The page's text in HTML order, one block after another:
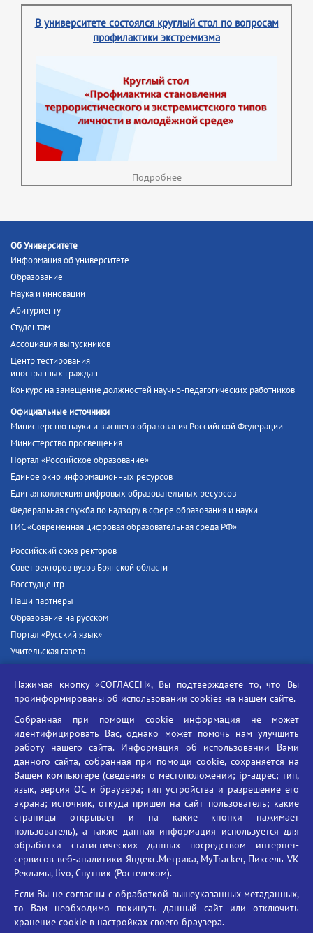
В университете состоялся круглый стол по вопросам
профилактики экстремизма
Подробнее
Об Университете
Информация об университете
Образование
Наука и инновации
Абитуриенту
Студентам
Ассоциация выпускников
Центр тестирования
иностранных граждан
Конкурс на замещение должностей научно-педагогических работников
Официальные источники
Министерство науки и высшего образования Российской Федерации
Министерство просвещения
Портал «Российское образование»
Единое окно информационных ресурсов
Единая коллекция цифровых образовательных ресурсов
Федеральная служба по надзору в сфере образования и науки
ГИС «Современная цифровая образовательная среда РФ»
Российский союз ректоров
Совет ректоров вузов Брянской области
Росстудцентр
Наши партнёры
Образование на русском
Портал «Русский язык»
Учительская газета
Единый портал государственных услуг
Противодействие угрозам информационной безопасности
Социальные ролики - Генеральная прокуратура РФ
Противодействие коррупции
БГУ против наркотиков
Брянский государственный университет
имени академика И.Г. Петровского
Время работы: пн-пт 09:00-18:00
Телефон: +7(4832)58-90-85
Нажимая кнопку «СОГЛАСЕН», Вы подтверждаете то, что Вы
проинформированы об использовании cookies на нашем сайте.
Собранная при помощи cookie информация не может
идентифицировать Вас, однако может помочь нам улучшить
работу нашего сайта. Информация об использовании Вами
данного сайта, собранная при помощи cookie, сохраняется на
Вашем компьютере (сведения о местоположении; ip-адрес; тип,
язык, версия ОС и браузера; тип устройства и разрешение его
экрана; источник, откуда пришел на сайт пользователь; какие
страницы открывает и на какие кнопки нажимает
пользователь), а также данная информация используется для
обработки статистических данных посредством интернет-
сервисов веб-аналитики Яндекс.Метрика, MyTracker, Пиксель VK
Рекламы, Jivo, Спутник (Ростелеком).
Если Вы не согласны с обработкой вышеуказанных метаданных,
то Вам необходимо покинуть данный сайт или отключить
хранение cookie в настройках своего браузера.